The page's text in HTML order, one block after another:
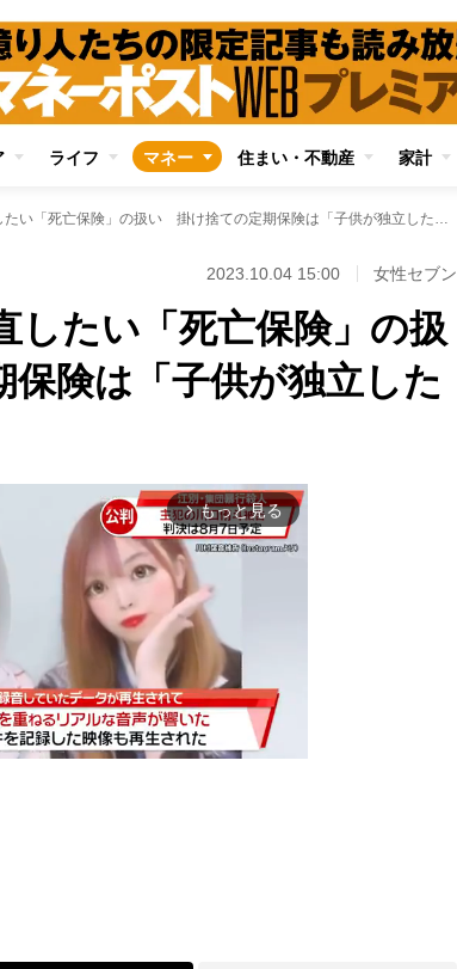
ライフ マネー 住まい・不動産 家計
60才を過ぎたら見直したい「死亡保険」の扱い 掛け捨ての定期保険は「子供が独立したら解約」を検討
2023.10.04 15:00 女性セブン
したい「死亡保険」の扱
険は「子供が独立した
arrow_forward_ios もっと見る